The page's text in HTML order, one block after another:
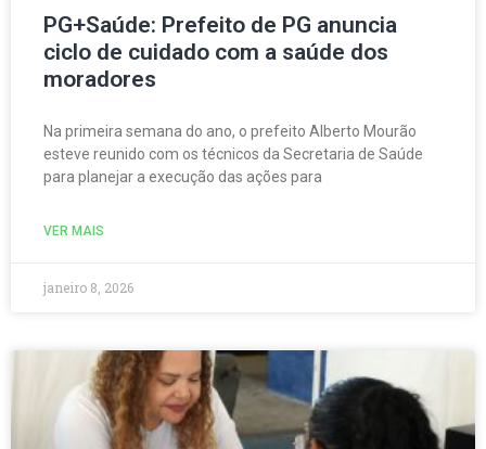
PG+Saúde: Prefeito de PG anuncia
ciclo de cuidado com a saúde dos
moradores
Na primeira semana do ano, o prefeito Alberto Mourão
esteve reunido com os técnicos da Secretaria de Saúde
para planejar a execução das ações para
VER MAIS
janeiro 8, 2026